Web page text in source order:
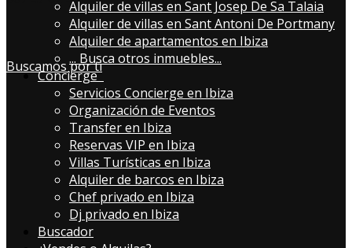
Buscamos por ti
Alquiler de villas en Sant Josep De Sa Talaia
Alquiler de villas en Sant Antoni De Portmany
Alquiler de apartamentos en Ibiza
... Busca otros inmuebles...
Concierge
Servicios Concierge en Ibiza
Organización de Eventos
Transfer en Ibiza
Reservas VIP en Ibiza
Villas Turísticas en Ibiza
Alquiler de barcos en Ibiza
Chef privado en Ibiza
Dj privado en Ibiza
Buscador